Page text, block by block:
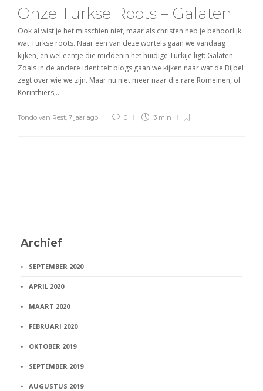
Onze Turkse Roots – Galaten
Ook al wist je het misschien niet, maar als christen heb je behoorlijk
wat Turkse roots. Naar een van deze wortels gaan we vandaag
kijken, en wel eentje die middenin het huidige Turkije ligt: Galaten.
Zoals in de andere identiteit blogs gaan we kijken naar wat de Bijbel
zegt over wie we zijn. Maar nu niet meer naar die rare Romeinen, of
Korinthiërs,…
Tondo van Rest, 7 jaar ago 0 3 min
Archief
SEPTEMBER 2020
APRIL 2020
MAART 2020
FEBRUARI 2020
OKTOBER 2019
SEPTEMBER 2019
AUGUSTUS 2019